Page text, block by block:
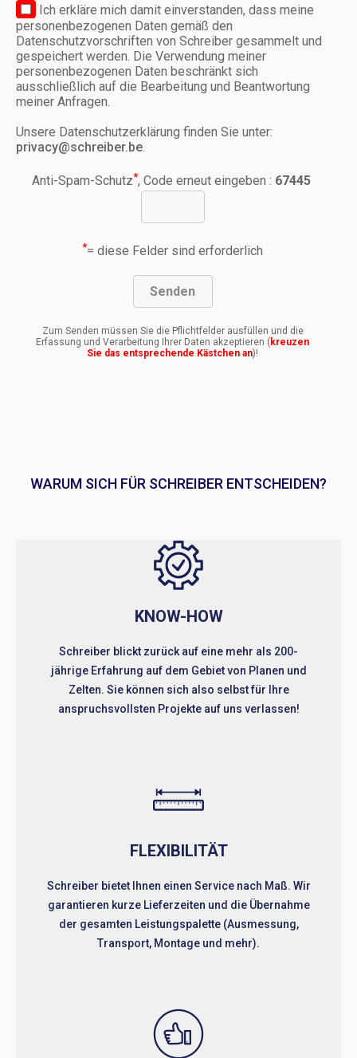
Ich erkläre mich damit einverstanden, dass meine
personenbezogenen Daten gemäß den
Datenschutzvorschriften von Schreiber gesammelt und
gespeichert werden. Die Verwendung meiner
personenbezogenen Daten beschränkt sich
ausschließlich auf die Bearbeitung und Beantwortung
meiner Anfragen.
Unsere Datenschutzerklärung finden Sie unter:
privacy@schreiber.be.
Anti-Spam-Schutz*, Code erneut eingeben : 67445
*= diese Felder sind erforderlich
Zum Senden müssen Sie die Pflichtfelder ausfüllen und die
Erfassung und Verarbeitung Ihrer Daten akzeptieren ( kreuzen
Sie das entsprechende Kästchen an)!
WARUM SICH FÜR SCHREIBER ENTSCHEIDEN?
KNOW-HOW
Schreiber blickt zurück auf eine mehr als 200-
jährige Erfahrung auf dem Gebiet von Planen und
Zelten. Sie können sich also selbst für Ihre
anspruchsvollsten Projekte auf uns verlassen!
FLEXIBILITÄT
Schreiber bietet Ihnen einen Service nach Maß. Wir
garantieren kurze Lieferzeiten und die Übernahme
der gesamten Leistungspalette (Ausmessung,
Transport, Montage und mehr).